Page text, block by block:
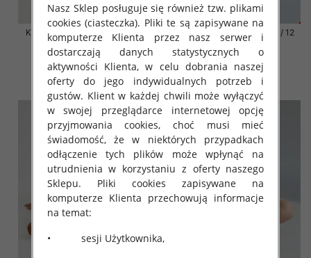
Klapki damskie Roz 36-42 / 12
par
41.00 zł
szczegóły
Klapki damskie Roz 36-42 / 12
par
41.00 zł
szczegóły
Nasz Sklep posługuje się również tzw. plikami
cookies (ciasteczka). Pliki te są zapisywane na
komputerze Klienta przez nasz serwer i
dostarczają danych statystycznych o
aktywności Klienta, w celu dobrania naszej
oferty do jego indywidualnych potrzeb i
gustów. Klient w każdej chwili może wyłączyć
w swojej przeglądarce internetowej opcję
przyjmowania cookies, choć musi mieć
świadomość, że w niektórych przypadkach
odłączenie tych plików może wpłynąć na
utrudnienia w korzystaniu z oferty naszego
Sklepu. Pliki cookies zapisywane na
komputerze Klienta przechowują informacje
na temat:
• sesji Użytkownika,